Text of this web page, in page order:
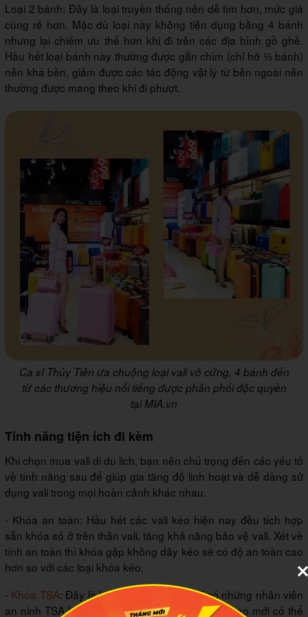
Loại 2 bánh: Đây là loại truyền thống nên dễ tìm hơn, mức giá
cũng rẻ hơn. Mặc dù loại này không tiện dụng bằng 4 bánh
nhưng lại chiếm ưu thế hơn khi đi trên các địa hình gồ ghề.
Hầu hết loại bánh này thường được gắn chìm (chỉ hở ⅓ bánh)
nên khá bền, giảm được các tác động vật lý từ bên ngoài nên
thường được mang theo khi đi phượt.
Ca sĩ Thủy Tiên ưa chuộng loại vali vỏ cứng, 4 bánh đến
từ các thương hiệu nổi tiếng được phân phối độc quyền
tại MIA.vn
Tính năng tiện ích đi kèm
Khi chọn mua vali di du lich, bạn nên chú trọng đến các yếu tố
về tính năng sau để giúp gia tăng độ linh hoạt và dễ dàng sử
dụng vali trong mọi hoàn cảnh khác nhau.
- Khóa an toàn: Hầu hết các vali kéo hiện nay đều tích hợp
sẵn khóa số ở trên thân vali, tăng khả năng bảo vệ vali. Xét về
tính an toàn thì khóa gập không dây kéo sẽ có độ an toàn cao
hơn so với các loại khóa kéo.
- Khóa TSA: Đây là loại khóa đặc biệt, chỉ có những nhân viên
an ninh TSA hoặc bên an ninh khác được đào tạo mới có thể